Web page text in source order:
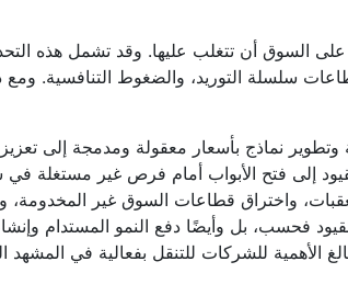
السوق أن تتغلب عليها. وقد تشمل هذه
سلسلة التوريد، والضغوط التنافسية.
نماذج بأسعار معقولة ومدمجة إلى
إلى فتح الأبواب أمام فرص غير مستغلة
واختراق قطاعات السوق غير المخدومة،
فحسب، بل وأيضًا دفع النمو المستدام
الأهمية للشركات للتنقل بفعالية في المشهد